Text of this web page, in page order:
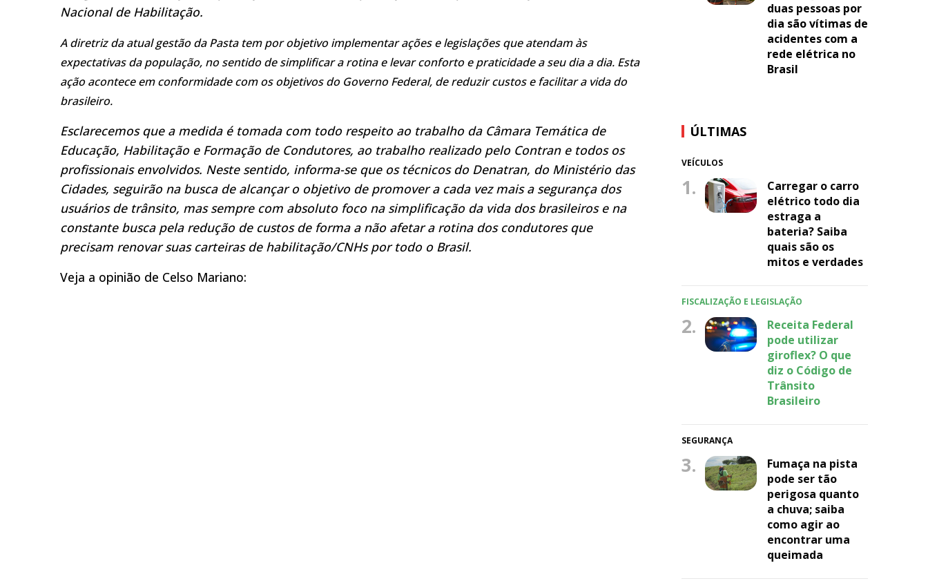
Nacional de Habilitação.
A diretriz da atual gestão da Pasta tem por objetivo implementar ações e legislações que atendam às
expectativas da população, no sentido de simplificar a rotina e levar conforto e praticidade a seu dia a dia. Esta
ação acontece em conformidade com os objetivos do Governo Federal, de reduzir custos e facilitar a vida do
brasileiro.
Esclarecemos que a medida é tomada com todo respeito ao trabalho da Câmara Temática de
Educação, Habilitação e Formação de Condutores, ao trabalho realizado pelo Contran e todos os
profissionais envolvidos. Neste sentido, informa-se que os técnicos do Denatran, do Ministério das
Cidades, seguirão na busca de alcançar o objetivo de promover a cada vez mais a segurança dos
usuários de trânsito, mas sempre com absoluto foco na simplificação da vida dos brasileiros e na
constante busca pela redução de custos de forma a não afetar a rotina dos condutores que
precisam renovar suas carteiras de habilitação/CNHs por todo o Brasil.
Veja a opinião de Celso Mariano:
duas pessoas por
dia são vítimas de
acidentes com a
rede elétrica no
Brasil
ÚLTIMAS
VEÍCULOS
1.
Carregar o carro
elétrico todo dia
estraga a
bateria? Saiba
quais são os
mitos e verdades
FISCALIZAÇÃO E LEGISLAÇÃO
2.
Receita Federal
pode utilizar
giroflex? O que
diz o Código de
Trânsito
Brasileiro
SEGURANÇA
3.
Fumaça na pista
pode ser tão
perigosa quanto
a chuva; saiba
como agir ao
encontrar uma
queimada